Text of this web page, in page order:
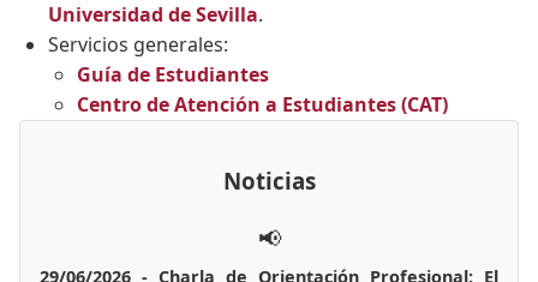
Universidad de Sevilla.
Servicios generales:
Guía de Estudiantes
Centro de Atención a Estudiantes (CAT)
Noticias
📢
29/06/2026 - Charla de Orientación Profesional: El